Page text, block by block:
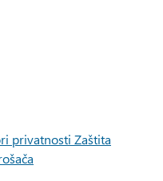
privatnosti Zaštita